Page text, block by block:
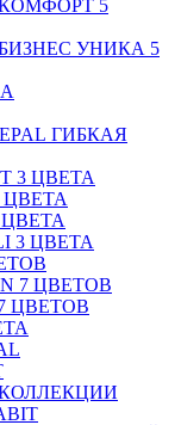
КОМФОРТ 5
БИЗНЕС УНИКА 5
ГИБКАЯ
3 ЦВЕТА
ЦВЕТА
3 ЦВЕТА
7 ЦВЕТОВ
ЦВЕТОВ
КОЛЛЕКЦИИ